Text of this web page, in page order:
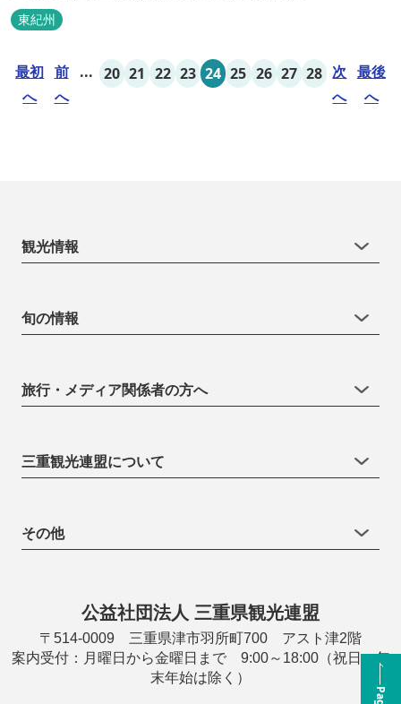
東紀州
最初
へ
前
へ
... 20 21 22 23 24 25 26 27 28 次
へ
最後
へ
観光情報
旬の情報
旅行・メディア関係者の方へ
三重観光連盟について
その他
公益社団法人 三重県観光連盟
〒514-0009 三重県津市羽所町700 アスト津2階
案内受付：月曜日から金曜日まで 9:00～18:00（祝日・年
末年始は除く）